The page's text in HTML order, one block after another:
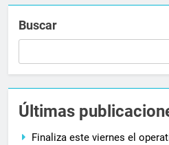
Buscar
Últimas
Finaliza este viernes el